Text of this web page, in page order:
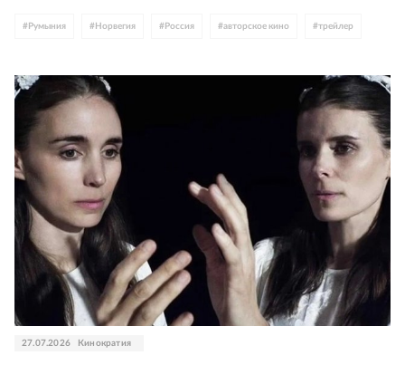
# Румыния # Норвегия # Россия #авторское кино #трейлер
27.07.2026 Кинократия